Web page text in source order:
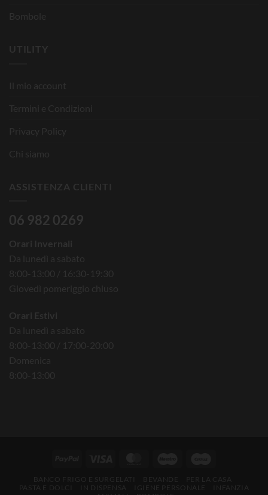
Bombole
UTILITY
Il mio account
Termini e Condizioni
Privacy Policy
Chi siamo
ASSISTENZA CLIENTI
06 982 0269
Orari Invernali
Da lunedì a sabato
8:00-13:00 / 16:30-19:30
Giovedì pomeriggio chiuso
Orari Estivi
Da lunedì a sabato
8:00-13:00 / 17:00-20:00
Domenica
8:00-13:00